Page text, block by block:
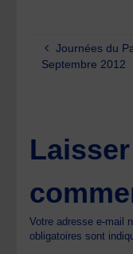
Journées du
Septembre 2012
Votre adresse e-mail
obligatoires sont